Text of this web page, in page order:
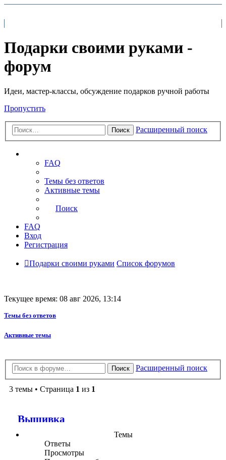
Подарки своими руками -
форум
Идеи, мастер-классы, обсуждение подарков ручной работы
Пропустить
Поиск Расширенный поиск
FAQ
Темы без ответов
Активные темы
Поиск
FAQ
Вход
Регистрация
Подарки своими руками Список форумов
Текущее время: 08 авг 2026, 13:14
Темы без ответов
Активные темы
Поиск Расширенный поиск
3 темы • Страница 1 из 1
Вышивка
Темы
Ответы
Просмотры